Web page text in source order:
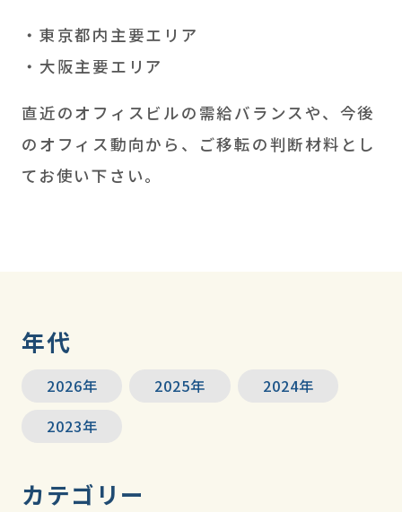
・東京都内主要エリア
・大阪主要エリア
直近のオフィスビルの需給バランスや、今後
のオフィス動向から、ご移転の判断材料とし
てお使い下さい。
年代
2026年 2025年
2024年
2023年
カテゴリー